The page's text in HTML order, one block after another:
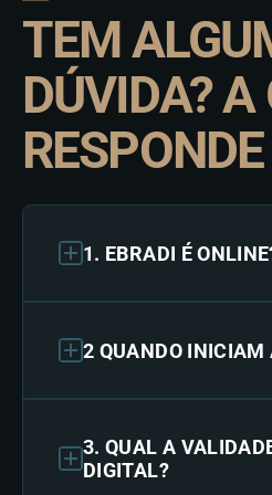
TEM
DÚVIDA? A
RESPONDE
1. EBRADI É
2 QUANDO INICIAM
3. QUAL A
DIGITAL?